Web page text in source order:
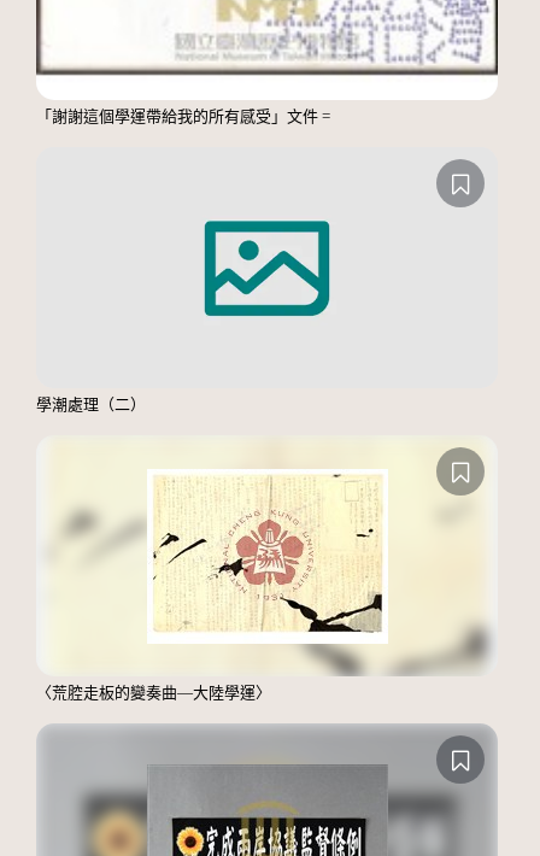
「謝謝這個學運帶給我的所有感受」文件 =
學潮處理（二）
〈荒腔走板的變奏曲—大陸學運〉